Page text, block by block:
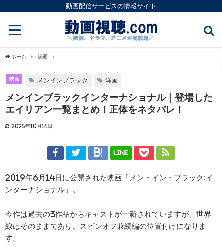
動画配信サービスの情報サイト
ホーム 映画
映画 メンインブラック 洋画
メンインブラックインターナショナル｜登場した
エイリアン一覧まとめ！正体をネタバレ！
2025年10月14日
LINE
2019年6月14日に公開された映画「メン・イン・ブラック:イ
ンターナショナル」。
今作は過去の3作品からキャストが一新されていますが、世界
線はそのままであり、スピンオフ兼続編の位置付けになりま
す。